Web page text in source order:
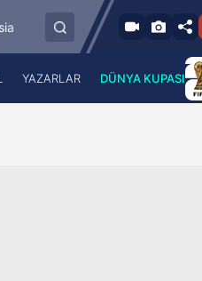
Vilnius FK Zalgiris
90'
-6
A Haber Radyo
YAZARLAR DÜNYA KUPASI